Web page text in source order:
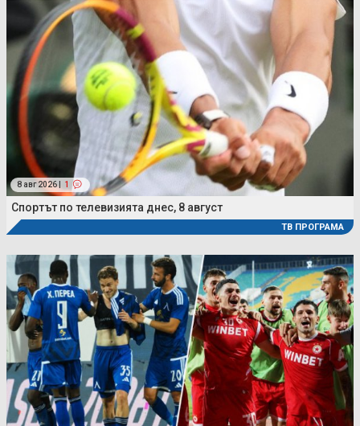
8 авг 2026 | 1
Спортът по телевизията днес, 8 август
ТВ ПРОГРАМА